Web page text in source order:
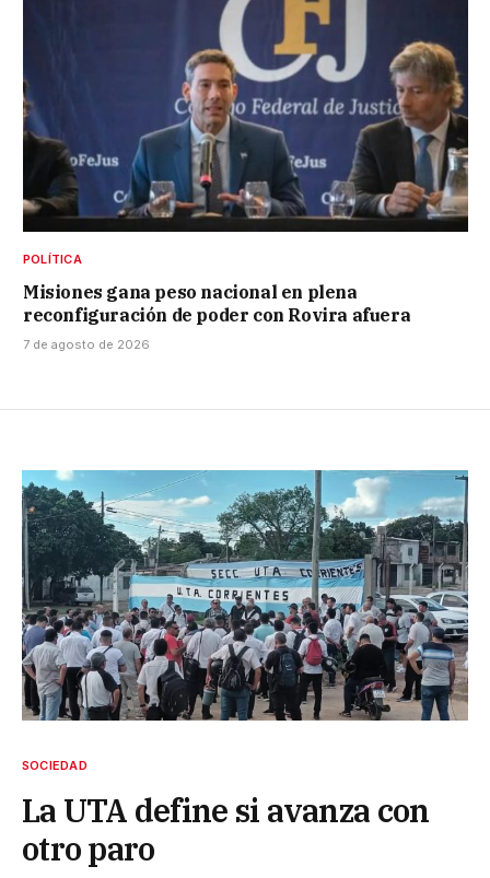
POLÍTICA
Misiones gana peso nacional en plena
reconfiguración de poder con Rovira afuera
7 de agosto de 2026
SOCIEDAD
La UTA define si avanza con
otro paro